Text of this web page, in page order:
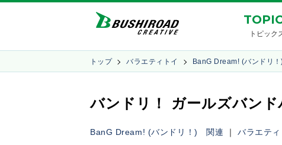
トピック
トップ バラエティトイ BanG Dream! (バンドリ
バンドリ！ ガールズバン
BanG Dream! (バンドリ！) 関連 ｜バラエティ